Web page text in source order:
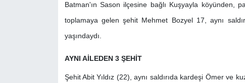
Batman'ın Sason ilçesine bağlı Kuşyayla köyünden,
toplamaya gelen şehit Mehmet Bozyel 17, aynı
yaşındaydı.
AYNI AİLEDEN 3 ŞEHİT
Şehit Abit Yıldız (22), aynı saldırıda kardeşi Ömer ve